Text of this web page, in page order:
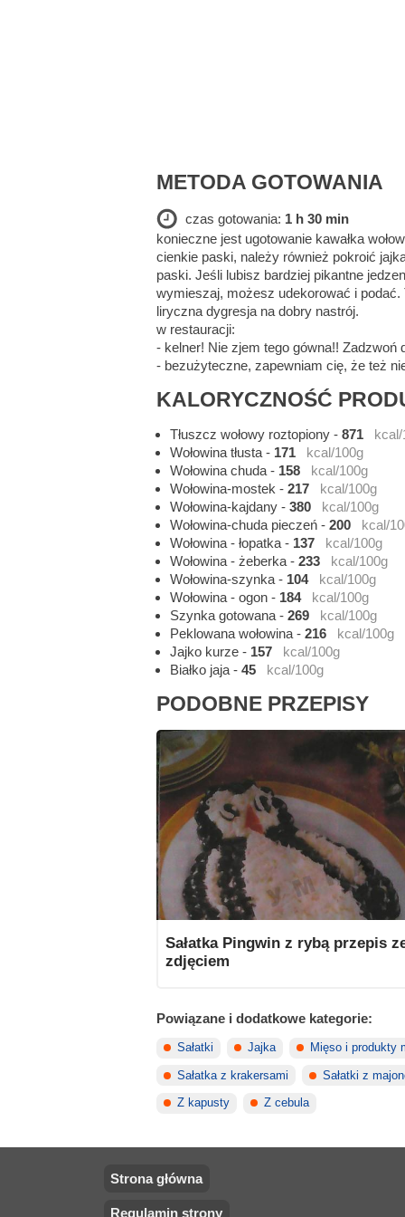
METODA GOTOWANIA
czas gotowania: 1 h 30 min
konieczne jest ugotowanie kawałka
cienkie paski, należy również pokroić
paski. Jeśli lubisz bardziej pikantne
wymieszaj, możesz udekorować i
liryczna dygresja na dobry nastrój.
w restauracji:
- kelner! Nie zjem tego gówna!! Zadzwoń
- bezużyteczne, zapewniam cię, że też
KALORYCZNOŚĆ
Tłuszcz wołowy roztopiony -871
Wołowina tłusta - 171
kcal/100g
Wołowina chuda - 158
kcal/100g
Wołowina-mostek -217
kcal/100g
Wołowina-kajdany -380
kcal/100g
Wołowina-chuda pieczeń -200
kcal/
Wołowina - łopatka - 137
kcal/100g
Wołowina - żeberka -233
kcal/100g
Wołowina-szynka - 104
kcal/100g
Wołowina - ogon - 184
kcal/100g
Szynka gotowana -269
kcal/100g
Peklowana wołowina -216
kcal/100g
Jajko kurze - 157
kcal/100g
Białko jaja -45 kcal/100g
PODOBNE PRZEPISY
Sałatka Pingwin z rybą przepis
zdjęciem
Powiązane i dodatkowe kategorie:
Sałatki Jajka Mięso i produkty
Sałatka z krakersami Sałatki z
Z kapusty Z cebula
Strona główna
Regulamin strony